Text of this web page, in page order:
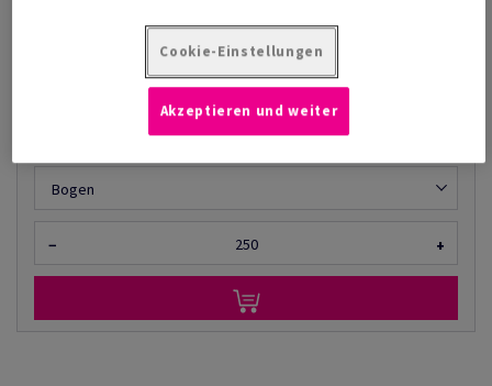
LIEFERBAR AB 07/08/2026
Bogen
− +
Cookie-Einstellungen
Akzeptieren und weiter